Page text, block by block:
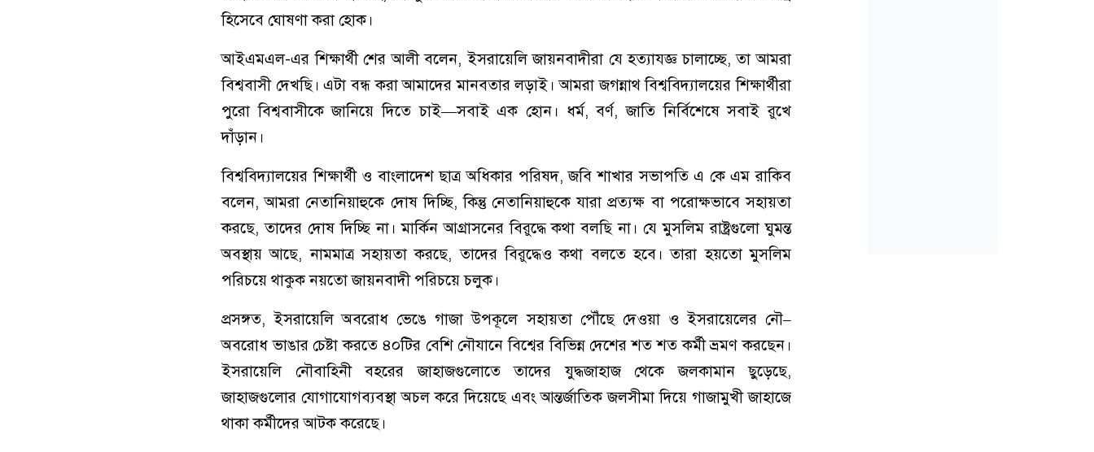
হিসেবে ঘোষণা করা হোক।
আইএমএল-এর শিক্ষার্থী শের আলী বলেন, ইসরায়েলি জায়নবাদীরা যে হত্যাযজ্ঞ চালাচ্ছে, তা আমরা
বিশ্ববাসী দেখছি। এটা বন্ধ করা আমাদের মানবতার লড়াই। আমরা জগন্নাথ বিশ্ববিদ্যালয়ের শিক্ষার্থীরা
পুরো বিশ্ববাসীকে জানিয়ে দিতে চাই—সবাই এক হোন। ধর্ম, বর্ণ, জাতি নির্বিশেষে সবাই রুখে
দাঁড়ান।
বিশ্ববিদ্যালয়ের শিক্ষার্থী ও বাংলাদেশ ছাত্র অধিকার পরিষদ, জবি শাখার সভাপতি এ কে এম রাকিব
বলেন, আমরা নেতানিয়াহুকে দোষ দিচ্ছি, কিন্তু নেতানিয়াহুকে যারা প্রত্যক্ষ বা পরোক্ষভাবে সহায়তা
করছে, তাদের দোষ দিচ্ছি না। মার্কিন আগ্রাসনের বিরুদ্ধে কথা বলছি না। যে মুসলিম রাষ্ট্রগুলো ঘুমন্ত
অবস্থায় আছে, নামমাত্র সহায়তা করছে, তাদের বিরুদ্ধেও কথা বলতে হবে। তারা হয়তো মুসলিম
পরিচয়ে থাকুক নয়তো জায়নবাদী পরিচয়ে চলুক।
প্রসঙ্গত, ইসরায়েলি অবরোধ ভেঙে গাজা উপকূলে সহায়তা পৌঁছে দেওয়া ও ইসরায়েলের নৌ–
অবরোধ ভাঙার চেষ্টা করতে ৪০টির বেশি নৌযানে বিশ্বের বিভিন্ন দেশের শত শত কর্মী ভ্রমণ করছেন।
ইসরায়েলি নৌবাহিনী বহরের জাহাজগুলোতে তাদের যুদ্ধজাহাজ থেকে জলকামান ছুড়েছে,
জাহাজগুলোর যোগাযোগব্যবস্থা অচল করে দিয়েছে এবং আন্তর্জাতিক জলসীমা দিয়ে গাজামুখী জাহাজে
থাকা কর্মীদের আটক করেছে।